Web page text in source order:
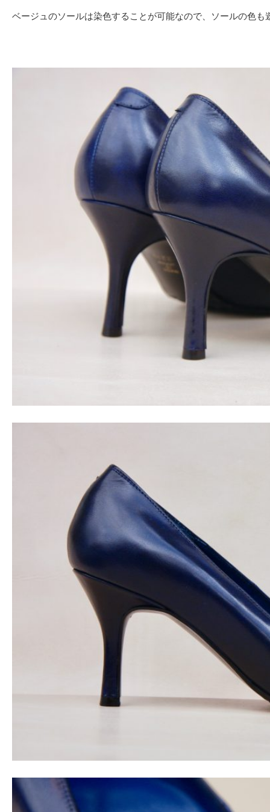
ベージュのソールは染色することが可能なので、ソールの色も